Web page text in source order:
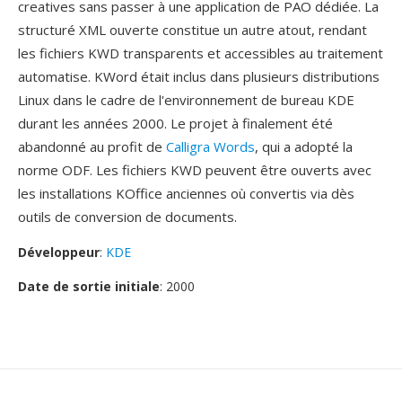
creatives sans passer à une application de PAO dédiée. La
structuré XML ouverte constitue un autre atout, rendant
les fichiers KWD transparents et accessibles au traitement
automatise. KWord était inclus dans plusieurs distributions
Linux dans le cadre de l'environnement de bureau KDE
durant les années 2000. Le projet à finalement été
abandonné au profit de Calligra Words, qui a adopté la
norme ODF. Les fichiers KWD peuvent être ouverts avec
les installations KOffice anciennes où convertis via dès
outils de conversion de documents.
Développeur: KDE
Date de sortie initiale: 2000